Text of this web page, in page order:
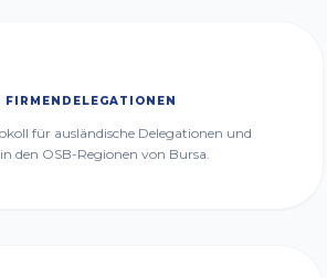
FIRMENDELEGATIONEN
für ausländische Delegationen und
den OSB-Regionen von Bursa.